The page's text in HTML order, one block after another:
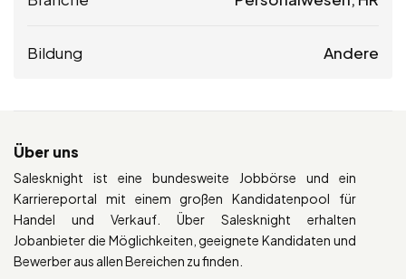
Bildung Andere
Über uns
Salesknight ist eine bundesweite Jobbörse und ein
Karriereportal mit einem großen Kandidatenpool für
Handel und Verkauf. Über Salesknight erhalten
Jobanbieter die Möglichkeiten, geeignete Kandidaten und
Bewerber aus allen Bereichen zu finden.